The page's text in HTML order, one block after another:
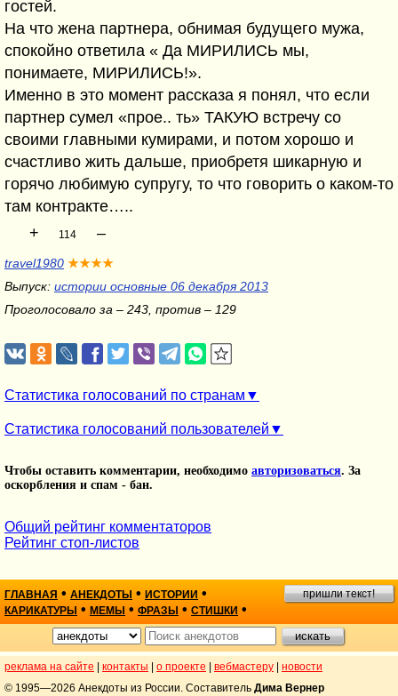
гостей.
На что жена партнера, обнимая будущего мужа,
спокойно ответила « Да МИРИЛИСЬ мы,
понимаете, МИРИЛИСЬ!».
Именно в это момент рассказа я понял, что если
партнер сумел «прое.. ть» ТАКУЮ встречу со
своими главными кумирами, и потом хорошо и
счастливо жить дальше, приобретя шикарную и
горячо любимую супругу, то что говорить о каком-то
там контракте…..
+
114 –
travel1980 ★★★★
Выпуск: истории основные 06 декабря 2013
Проголосовало за – 243, против – 129
Статистика голосований по странам
Статистика голосований пользователей
Чтобы оставить комментарии, необходимо авторизоваться. За
оскорбления и спам - бан.
Общий рейтинг комментаторов
Рейтинг стоп-листов
ГЛАВНАЯ • АНЕКДОТЫ • ИСТОРИИ •
КАРИКАТУРЫ • МЕМЫ • ФРАЗЫ • СТИШКИ •
пришли текст!
реклама на сайте контакты о проекте вебмастеру
новости
© 1995—2026 Анекдоты из России. Составитель Дима Вернер